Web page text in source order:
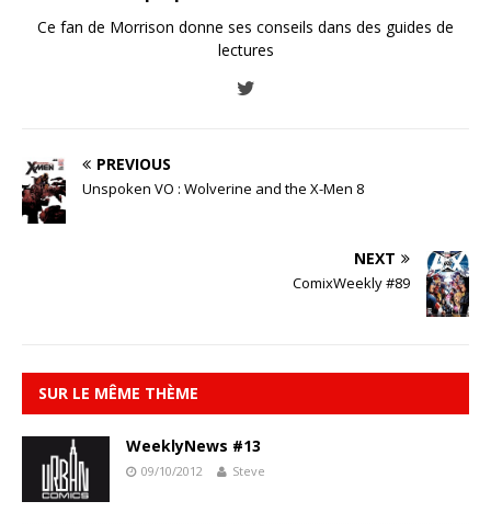
Ce fan de Morrison donne ses conseils dans des guides de
lectures
PREVIOUS
Unspoken VO : Wolverine and the X-Men 8
NEXT
ComixWeekly #89
SUR LE MÊME THÈME
WeeklyNews #13
09/10/2012 Steve